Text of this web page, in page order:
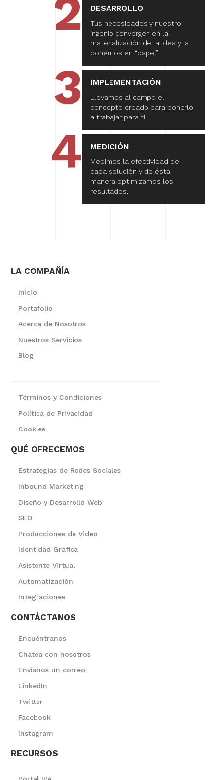
2 DESARROLLO
Tus necesidades y nuestro
ingenio convergen en la
materialización de la idea y la
ponemos en “papel”.
3 IMPLEMENTACIÓN
Llevamos al campo el
concepto creado para ponerlo
a trabajar para ti.
4 MEDICIÓN
Medimos la efectividad de
cada solución y de ésta
manera optimizamos los
resultados.
QUÉ OFRECEMOS
Estrategias de Redes Sociales
Inbound Marketing
Diseño y Desarrollo Web
SEO
Producciones de Video
Identidad Gráfica
Asistente Virtual
Automatización
Integraciones
LA COMPAÑÍA
Inicio
Portafolio
Acerca de Nosotros
Nuestros Servicios
Blog
Términos y Condiciones
Política de Privacidad
Cookies
CONTÁCTANOS
Encuéntranos
Chatea con nosotros
Envíanos un correo
LinkedIn
Twitter
Facebook
Instagram
RECURSOS